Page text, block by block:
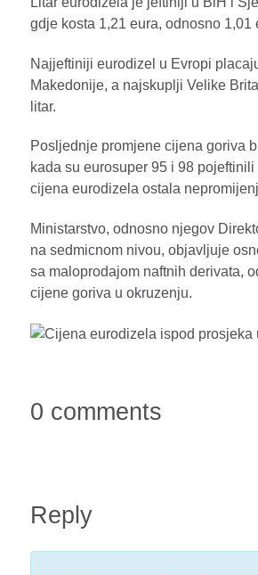
gdje kosta 1,21 eura, odnosno 1,01
Najjeftiniji eurodizel u Evropi
Makedonije, a najskuplji Velike
litar.
Posljednje promjene cijena goriva
kada su eurosuper 95 i 98
cijena eurodizela ostala
Ministarstvo, odnosno njegov
na sedmicnom nivou, objavljuje
sa maloprodajom naftnih derivata,
cijene goriva u okruzenju.
0 comments
Reply